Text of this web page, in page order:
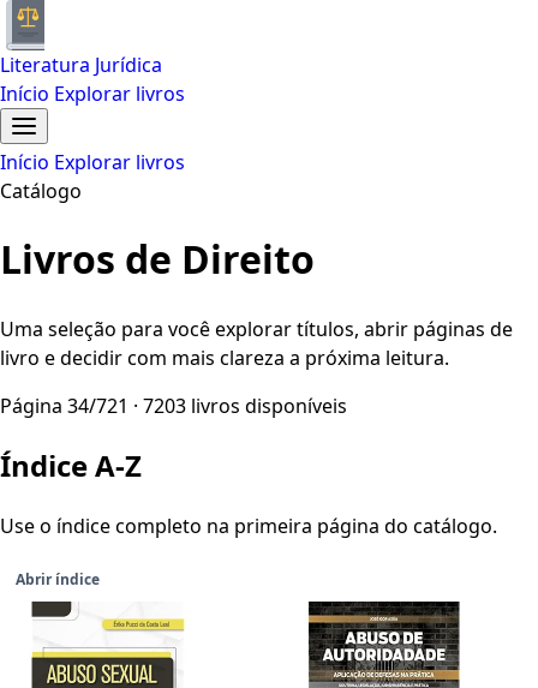
Literatura Jurídica
Início Explorar livros
Início Explorar livros
Catálogo
Livros de Direito
Uma seleção para você explorar títulos, abrir páginas de
livro e decidir com mais clareza a próxima leitura.
Página 34/721 · 7203 livros disponíveis
Índice A-Z
Use o índice completo na primeira página do catálogo.
Abrir índice